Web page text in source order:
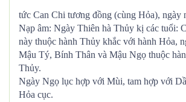
tức Can Chi tương đồng (cùng Hỏa), ngày
Nạp âm: Ngày Thiên hà Thủy kị các tuổi:
này thuộc hành Thủy khắc với hành Hỏa,
Mậu Tý, Bính Thân và Mậu Ngọ thuộc
Thủy.
Ngày Ngọ lục hợp với Mùi, tam hợp với
Hỏa cục.